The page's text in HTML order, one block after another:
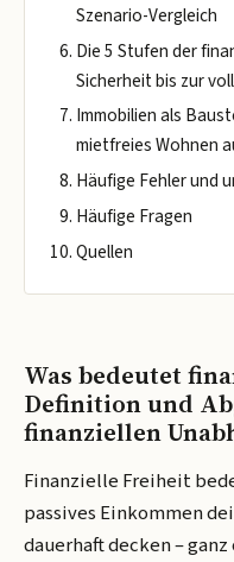
Szenario-Vergleich
Die 5 Stufen der
Sicherheit bis zur
Immobilien als
mietfreies Wohnen
Häufige Fehler und
Häufige Fragen
Quellen
Was bedeutet
Definition und
finanziellen
Finanzielle Freiheit
passives Einkommen
dauerhaft decken –